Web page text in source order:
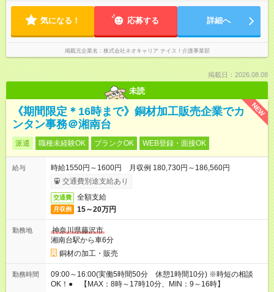
気になる！ 応募する 詳細へ
掲載元企業名 株式会社ネオキャリア ナイス！介護事業部
掲載日：2026.08.08
未読
NEW
《期間限定＊16時まで》銅材加工販売企業でカ
ンタン事務＠湘南台
派遣 職種未経験OK ブランクOK WEB登録・面接OK
給与
時給1550円～1600円 月収例 180,730円～186,560円
交通費別途支給あり
交通費 全額支給
月収例 15～20万円
勤務地
神奈川県藤沢市
湘南台駅から車6分
銅材の加工・販売
勤務時間
09:00～16:00(実働5時間50分 休憩1時間10分) ※時短の相談
OK！● 【MAX：8時～17時10分、MIN：9～16時】